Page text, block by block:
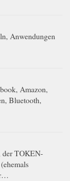
Anwendungen
Amazon,
Bluetooth,
der TOKEN-